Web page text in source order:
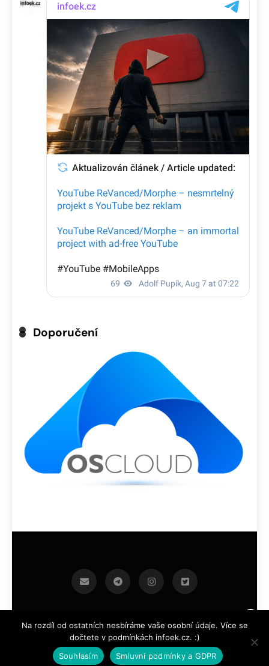
Doporučení
infoek.cz 2026.Developed By BlazeThemes .
Na rozdíl od ostatních nesbíráme vaše osobní údaje. Více se
dočtete v podmínkách infoek.cz. :)
Souhlasím
Smluvní podmínky a GDPR